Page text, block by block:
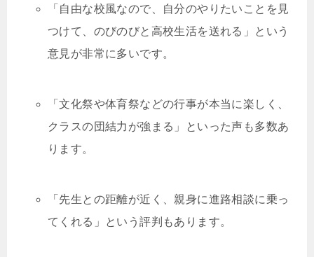
「自由な校風なので、自分のやりたいことを見
つけて、のびのびと高校生活を送れる」という
意見が非常に多いです。
「文化祭や体育祭などの行事が本当に楽しく、
クラスの団結力が強まる」といった声も多数あ
ります。
「先生との距離が近く、親身に進路相談に乗っ
てくれる」という評判もあります。